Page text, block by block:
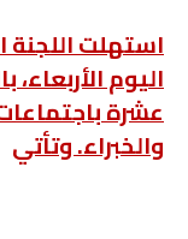
استهلت اللجنة
اليوم الأربعاء،
عشرة
والخبراء. وتأتي